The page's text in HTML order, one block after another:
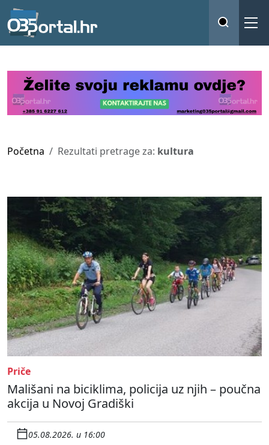
Početna Rezultati pretrage za: kultura
Priče
Mališani na biciklima, policija uz njih – poučna
akcija u Novoj Gradiški
05.08.2026. u 16:00